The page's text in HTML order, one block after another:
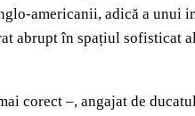
americanii, adică a
abrupt în spațiul sofisticat
corect –, angajat de